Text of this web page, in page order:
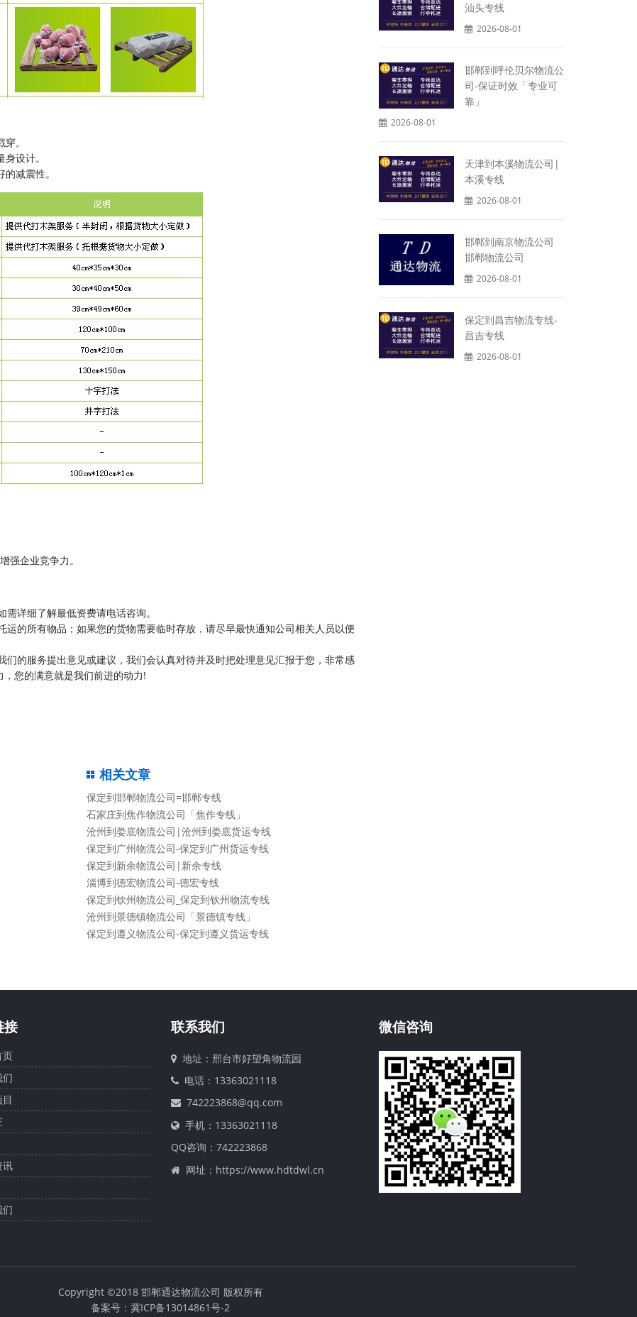
。
设计。
减震性。
强企业竞争力。
详细了解最低资费请电话咨询。
的所有物品；如果您的货物需要临时存放，请尽早最快通知公司相关人员以便
的服务提出意见或建议，我们会认真对待并及时把处理意见汇报于您，非常感
您的满意就是我们前进的动力!
相关文章
保定到邯郸物流公司=邯郸专线
石家庄到焦作物流公司「焦作专线」
沧州到娄底物流公司|沧州到娄底货运专线
保定到广州物流公司-保定到广州货运专线
保定到新余物流公司|新余专线
淄博到德宏物流公司-德宏专线
保定到钦州物流公司_保定到钦州物流专线
沧州到景德镇物流公司「景德镇专线」
保定到遵义物流公司-保定到遵义货运专线
汕头专线
2026-08-01
邯郸到呼伦贝尔物流公
司-保证时效「专业可
靠」
2026-08-01
天津到本溪物流公司|
本溪专线
2026-08-01
邯郸到南京物流公司
邯郸物流公司
2026-08-01
保定到昌吉物流专线-
昌吉专线
2026-08-01
接 联系我们
地址：邢台市好望角物流园
电话：13363021118
742223868@qq.com
手机：13363021118
QQ咨询： 742223868
网址：https://www.hdtdwl.cn
微信咨询
Copyright ©2018 邯郸通达物流公司 版权所有
备案号：冀ICP备13014861号-2